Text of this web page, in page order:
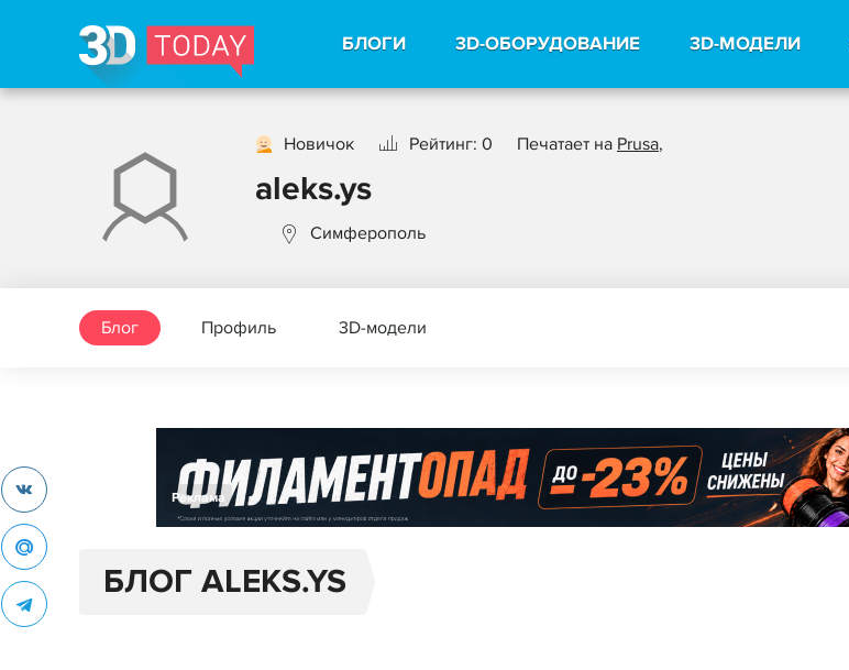
БЛОГИ 3D-ОБОРУДОВАНИЕ 3D-МОДЕЛИ
Новичок Рейтинг: 0 Печатает на Prusa,
aleks.ys
Симферополь
Блог Профиль 3D-модели
Реклама
БЛОГ ALEKS.YS